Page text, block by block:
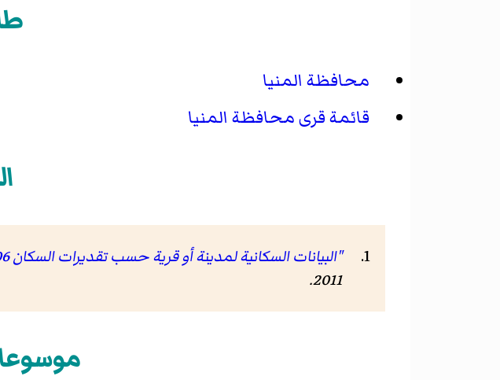
محافظة المنيا
قائمة قرى محافظة المنيا
"البيانات السكانية لمدينة أو قرية حسب تقديرات السكان 2006"
2011
.